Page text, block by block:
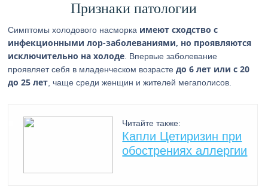
Признаки патологии
Симптомы холодового насморка имеют сходство с
инфекционными лор-заболеваниями, но проявляются
исключительно на холоде . Впервые заболевание
проявляет себя в младенческом возрастедо 6 лет или с 20
до 25 лет , чаще среди женщин и жителей мегаполисов.
Читайте также:
Капли Цетиризин при
обострениях аллергии